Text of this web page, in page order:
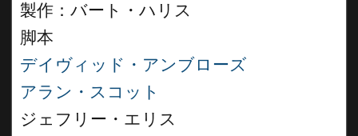
製作：バート・ハリス
脚本
デイヴィッド・アンブローズ
アラン・スコット
ジェフリー・エリス